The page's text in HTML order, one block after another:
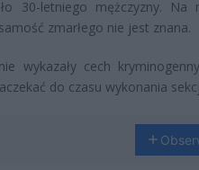
30-letniego mężczyzny. Na
zmarłego nie jest znana.
wykazały cech
do czasu wykonania